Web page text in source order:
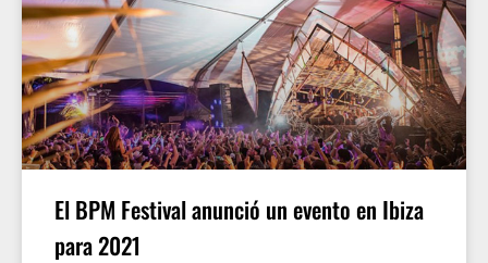
El BPM Festival anunció un evento en Ibiza
para 2021